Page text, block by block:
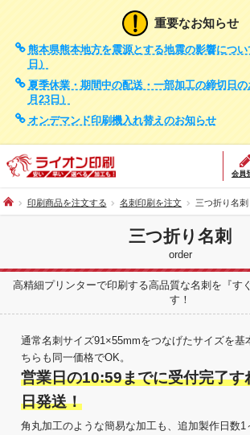
重要なお知らせ
熊本県熊本地方を震源とする地震の影響につ
日）
夏季休業・期間中の配送・一部加工の締切日
月23日）
オンデマンド印刷機入れ替えのお知らせ
会員
印刷商品を注文する 名刺印刷を注文 三つ折り名刺
三つ折り名刺
order
高精細プリンターで印刷する高品質な名刺を『す
す！
通常名刺サイズ91×55mmをつなげたサイズを基
ちらも同一価格でOK。
営業日の10:59までに受付完了す
日発送！
角丸加工のような簡易な加工も、追加製作日数1